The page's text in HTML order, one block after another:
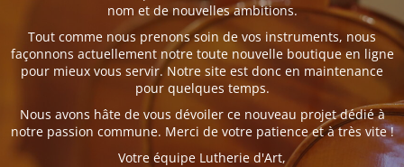
nom et de nouvelles ambitions.
Tout comme nous prenons soin de vos instruments, nous
façonnons actuellement notre toute nouvelle boutique en ligne
pour mieux vous servir. Notre site est donc en maintenance
pour quelques temps.
Nous avons hâte de vous dévoiler ce nouveau projet dédié à
notre passion commune. Merci de votre patience et à très vite !
Votre équipe Lutherie d'Art,